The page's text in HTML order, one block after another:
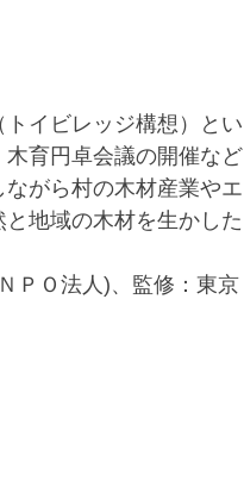
イビレッジ構想）とい
育円卓会議の開催など
がら村の木材産業やエ
地域の木材を生かした
ＰＯ法人)、監修：東京